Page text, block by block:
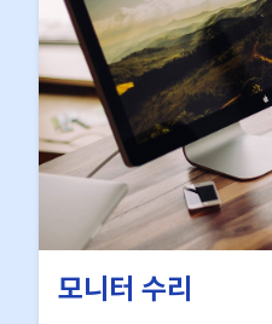
모니터 수리